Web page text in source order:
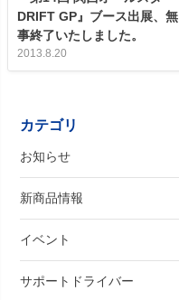
DRIFT GP』ブース出展、無
事終了いたしました。
2013.8.20
カテゴリ
お知らせ
新商品情報
イベント
サポートドライバー